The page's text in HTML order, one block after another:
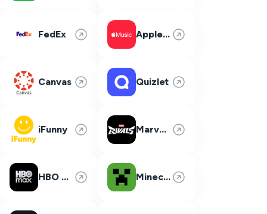
FedEx Apple Music
Canvas Quizlet
iFunny Marvel Rivals
HBO Max Minecraft